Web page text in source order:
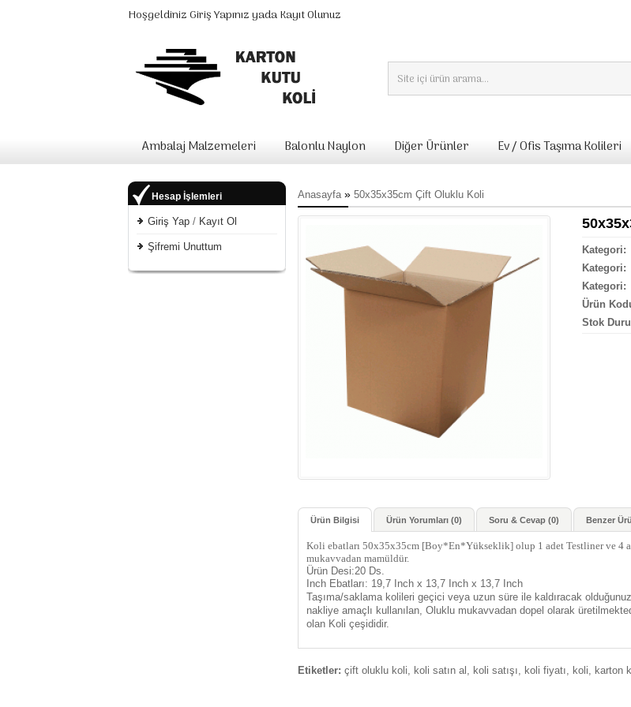
HoşgeldinizGiriş YapınızyadaKayıt Olunuz
Ambalaj Malzemeleri Balonlu Naylon Diğer Ürünler Ev / Ofis Taşıma Kolileri
Hesap İşlemleri
Giriş Yap / Kayıt Ol
Şifremi Unuttum
Anasayfa » 50x35x35cm Çift Oluklu Koli
Kategori:
Kategori:
Kategori:
Ürün
Stok
Ürün Bilgisi Ürün Yorumları (0) Soru & Cevap (0) Benzer
Koli ebatları 50x35x35cm [Boy*En*Yükseklik] olup 1 adet Testliner ve 4
mukavvadan mamüldür.
Ürün Desi:20 Ds.
Inch Ebatları: 19,7 Inch x 13,7 Inch x 13,7 Inch
Taşıma/saklama kolileri geçici veya uzun süre ile kaldıracak
nakliye amaçlı kullanılan, Oluklu mukavvadan dopel olarak
olan Koli çeşididir.
Etiketler: çift oluklu koli, koli satın al , koli satışı, koli fiyatı, koli, karton